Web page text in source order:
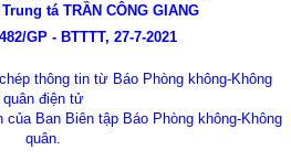
Trung tá TRẦN CÔNG GIANG
482/GP - BTTTT, 27-7-2021
thông tin từ Báo Phòng không-Không
quân điện tử
Ban Biên tập Báo Phòng không-Không
quân.